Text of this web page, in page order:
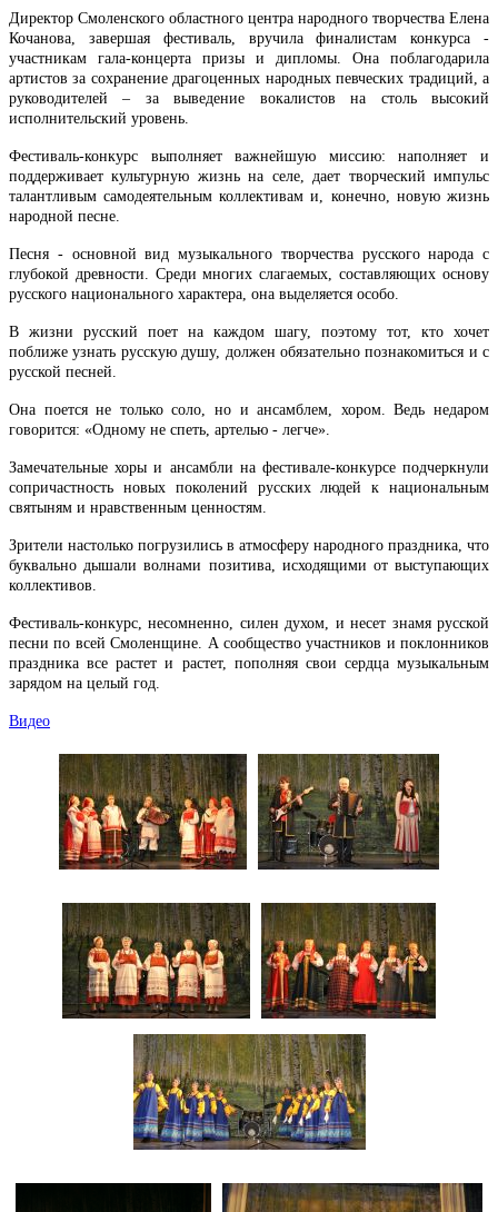
Директор Смоленского областного центра народного творчества Елена
Кочанова, завершая фестиваль, вручила финалистам конкурса -
участникам гала-концерта призы и дипломы. Она поблагодарила
артистов за сохранение драгоценных народных певческих традиций, а
руководителей – за выведение вокалистов на столь высокий
исполнительский уровень.
Фестиваль-конкурс выполняет важнейшую миссию: наполняет и
поддерживает культурную жизнь на селе, дает творческий импульс
талантливым самодеятельным коллективам и, конечно, новую жизнь
народной песне.
Песня - основной вид музыкального творчества русского народа с
глубокой древности. Среди многих слагаемых, составляющих основу
русского национального характера, она выделяется особо.
В жизни русский поет на каждом шагу, поэтому тот, кто хочет
поближе узнать русскую душу, должен обязательно познакомиться и с
русской песней.
Она поется не только соло, но и ансамблем, хором. Ведь недаром
говорится: «Одному не спеть, артелью - легче».
Замечательные хоры и ансамбли на фестивале-конкурсе подчеркнули
сопричастность новых поколений русских людей к национальным
святыням и нравственным ценностям.
Зрители настолько погрузились в атмосферу народного праздника, что
буквально дышали волнами позитива, исходящими от выступающих
коллективов.
Фестиваль-конкурс, несомненно, силен духом, и несет знамя русской
песни по всей Смоленщине. А сообщество участников и поклонников
праздника все растет и растет, пополняя свои сердца музыкальным
зарядом на целый год.
Видео